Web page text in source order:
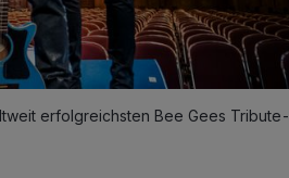
erfolgreichsten Bee Gees Tribute-